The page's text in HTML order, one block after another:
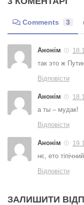
Comments 3
Анонім
так это ж
Відповісти
Анонім
а ты – мудак!
Відповісти
Анонім
нє, ето
Відповісти
ЗАЛИШИТИ